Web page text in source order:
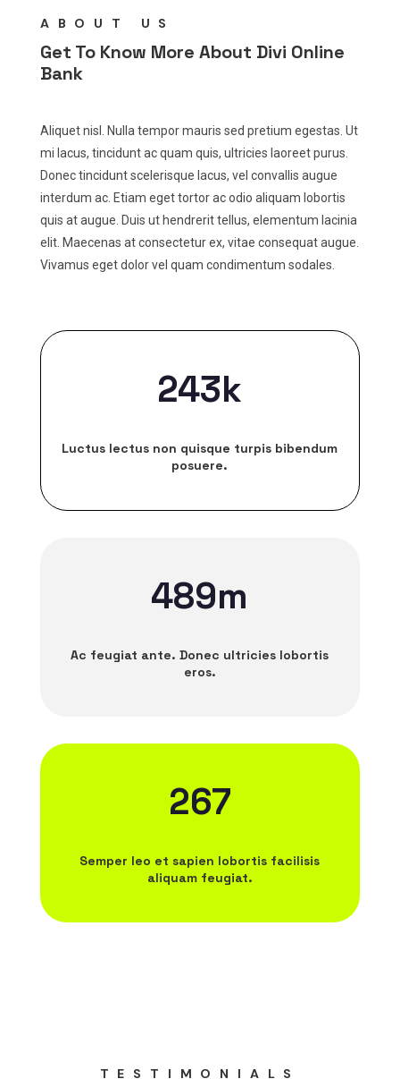
ABOUT US
Get To Know More About Divi Online
Bank
Aliquet nisl. Nulla tempor mauris sed pretium egestas. Ut
mi lacus, tincidunt ac quam quis, ultricies laoreet purus.
Donec tincidunt scelerisque lacus, vel convallis augue
interdum ac. Etiam eget tortor ac odio aliquam lobortis
quis at augue. Duis ut hendrerit tellus, elementum lacinia
elit. Maecenas at consectetur ex, vitae consequat augue.
Vivamus eget dolor vel quam condimentum sodales.
243k
Luctus lectus non quisque turpis bibendum
posuere.
489m
Ac feugiat ante. Donec ultricies lobortis
eros.
267
Semper leo et sapien lobortis facilisis
aliquam feugiat.
TESTIMONIALS